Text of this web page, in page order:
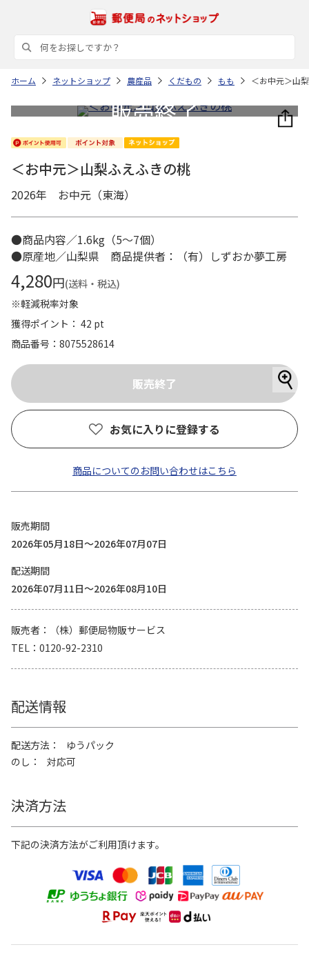
ホーム ネットショップ 農産品 くだもの もも ＜お中元＞山
＜お中元＞山梨ふえふきの桃
2026年 お中元（東海）
●商品内容／1.6kg（5～7個）
●原産地／山梨県 商品提供者：（有）しずおか夢工房
4,280円(送料・税込)
※軽減税率対象
獲得ポイント： 42 pt
商品番号
8075528614
お気に入りに登録する
商品についてのお問い合わせはこちら
販売期間
2026年05月18日～2026年07月07日
配送期間
2026年07月11日～2026年08月10日
販売者
（株）郵便局物販サービス
TEL
0120-92-2310
配送情報
配送方法
ゆうパック
のし
対応可
決済方法
下記の決済方法がご利用頂けます。